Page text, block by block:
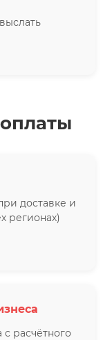
доставке и
регионах)
расчётного